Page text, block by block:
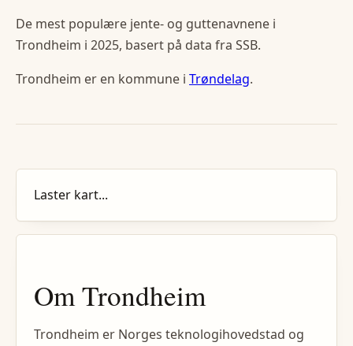
De mest populære jente- og guttenavnene i
Trondheim i 2025, basert på data fra SSB.
Trondheim er en kommune i Trøndelag.
Laster kart...
OmTrondheim
Trondheim er Norges teknologihovedstad og